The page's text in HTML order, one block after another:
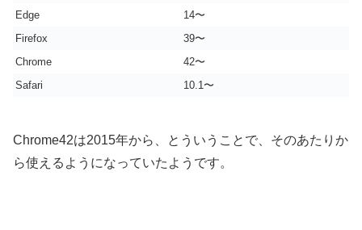
Edge
14〜
Firefox
39〜
Chrome
42〜
Safari
10.1〜
Chrome42は2015年から、とういうことで、そのあたりか
ら使えるようになっていたようです。